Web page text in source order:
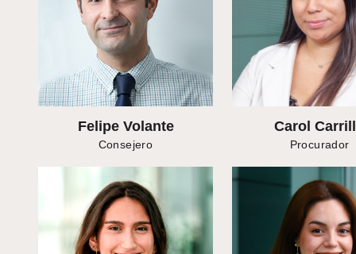
Felipe Volante
Consejero
Carol
Procurador